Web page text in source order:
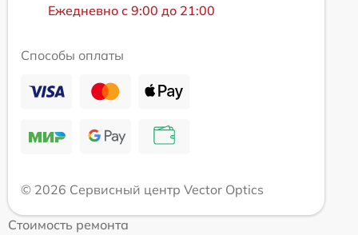
Ежедневно с 9:00 до 21:00
Способы оплаты
© 2026 Сервисный центр Vector Optics
Стоимость ремонта